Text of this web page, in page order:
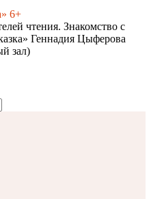
6+
чтения. Знакомство с
Геннадия Цыферова
зал)